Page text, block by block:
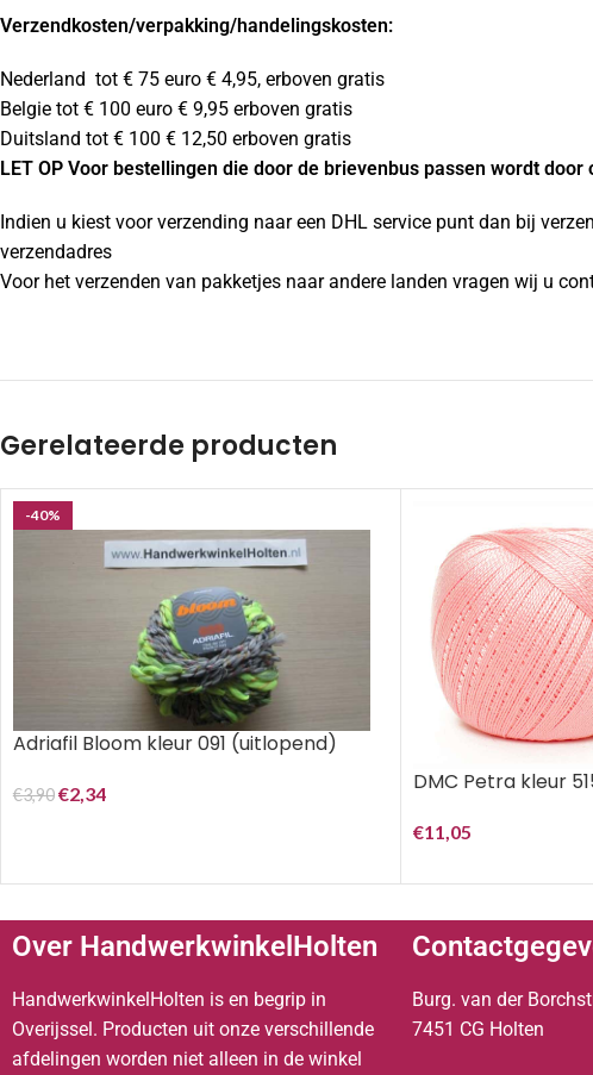
Verzendkosten/verpakking/handelingskosten:
Nederland tot € 75 euro € 4,95, erboven gratis
Belgie tot € 100 euro € 9,95 erboven gratis
Duitsland tot € 100 € 12,50 erboven gratis
LET OP Voor bestellingen die door de brievenbus passen wordt
Indien u kiest voor verzending naar een DHL service punt dan bij
verzendadres
Voor het verzenden van pakketjes naar andere landen vragen wij u
Gerelateerde producten
-40%
Adriafil Bloom kleur 091 (uitlopend)
€3,90€2,34 DMC Petra kleur
€11,05
Over HandwerkwinkelHolten
HandwerkwinkelHolten is en begrip in
Overijssel. Producten uit onze verschillende
afdelingen worden niet alleen in de winkel
Burg. van der
7451 CG Holten